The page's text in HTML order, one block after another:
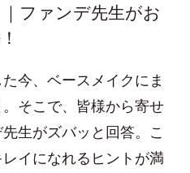
ファンデ先生がお
今、ベースメイクにま
そこで、皆様から寄せ
生がズバッと回答。こ
イになれるヒントが満